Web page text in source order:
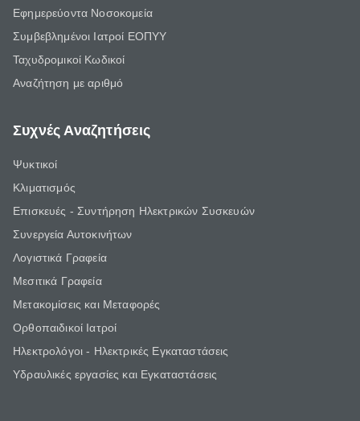
Εφημερεύοντα Νοσοκομεία
Συμβεβλημένοι Ιατροί ΕΟΠΥΥ
Ταχυδρομικοί Κωδικοί
Αναζήτηση με αριθμό
Συχνές Αναζητήσεις
Ψυκτικοί
Κλιματισμός
Επισκευές - Συντήρηση Ηλεκτρικών Συσκευών
Συνεργεία Αυτοκινήτων
Λογιστικά Γραφεία
Μεσιτικά Γραφεία
Μετακομίσεις και Μεταφορές
Ορθοπαιδικοί Ιατροί
Ηλεκτρολόγοι - Ηλεκτρικές Εγκαταστάσεις
Υδραυλικές εργασίες και Εγκαταστάσεις